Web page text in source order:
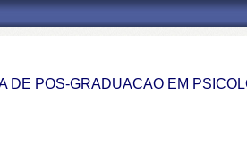
DE POS-GRADUACAO EM